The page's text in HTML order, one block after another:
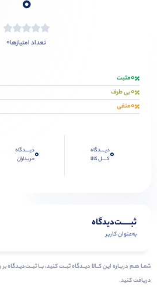
تعداد امتیازها0
0مثبت
0بی طرف
0منفی
0دیــــدگاه
کــــل کالا
0دیــــدگاه
خریداران
ثبـــــت‌دیدگاه
به‌عنوان کاربر
دریافت کنید.